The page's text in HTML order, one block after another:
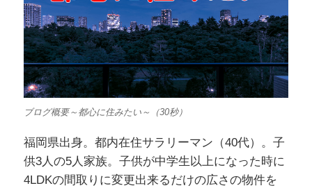
ブログ概要～都心に住みたい～（30秒）
福岡県出身。都内在住サラリーマン（40代）。子
供3人の5人家族。子供が中学生以上になった時に
4LDKの間取りに変更出来るだけの広さの物件を